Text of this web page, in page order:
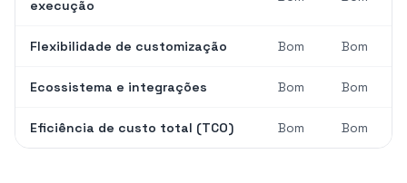
execução
Flexibilidade de customização Bom Bom
Ecossistema e integrações Bom Bom
Eficiência de custo total (TCO) Bom Bom